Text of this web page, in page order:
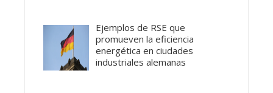
Ejemplos de RSE que
promueven la eficiencia
energética en ciudades
industriales alemanas